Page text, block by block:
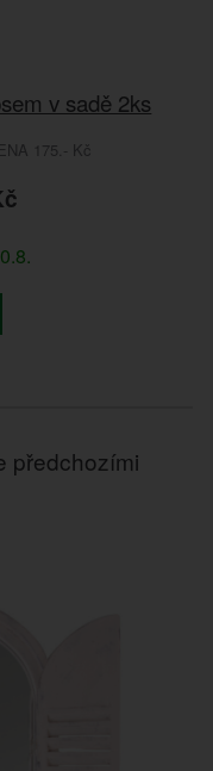
v sadě 2ks
175.- Kč
předchozími